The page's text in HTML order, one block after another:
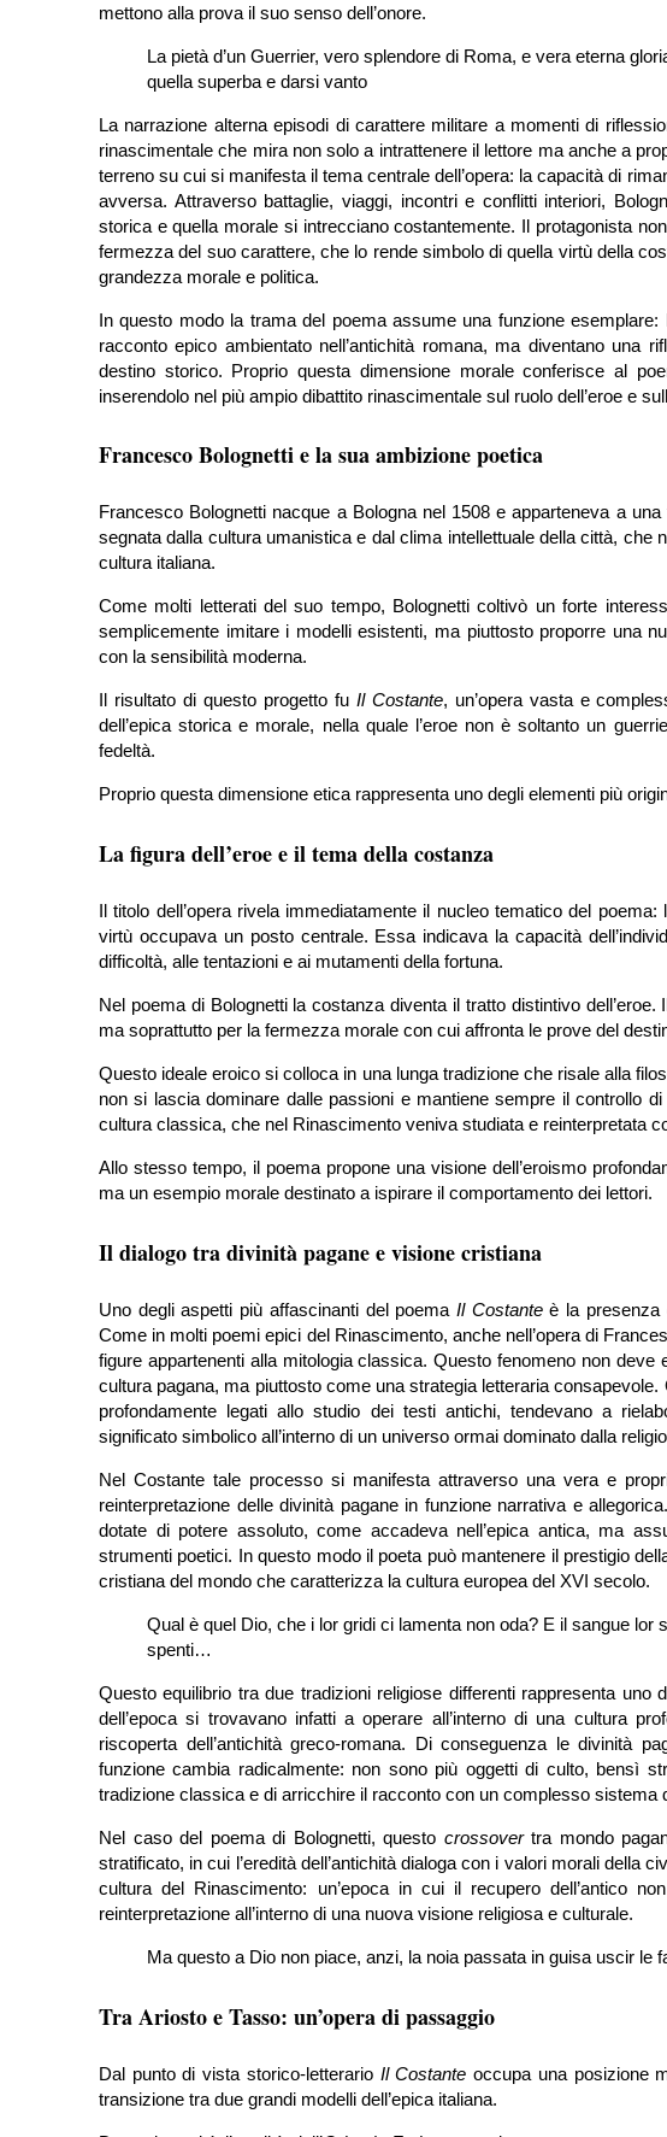
mettono alla prova il suo senso dell’onore.
La pietà d’un Guerrier, vero splendore di Roma, e vera eterna
quella superba e darsi vanto
La narrazione alterna episodi di carattere militare a momenti di
rinascimentale che mira non solo a intrattenere il lettore ma anche a
terreno su cui si manifesta il tema centrale dell’opera: la capacità di
avversa. Attraverso battaglie, viaggi, incontri e conflitti interiori,
storica e quella morale si intrecciano costantemente. Il protagonista
fermezza del suo carattere, che lo rende simbolo di quella virtù della
grandezza morale e politica.
In questo modo la trama del poema assume una funzione
racconto epico ambientato nell’antichità romana, ma diventano una
destino storico. Proprio questa dimensione morale conferisce al
inserendolo nel più ampio dibattito rinascimentale sul ruolo dell’eroe e
Francesco Bolognetti e la sua ambizione poetica
Francesco Bolognetti nacque a Bologna nel 1508 e apparteneva a
segnata dalla cultura umanistica e dal clima intellettuale della città,
cultura italiana.
Come molti letterati del suo tempo, Bolognetti coltivò un forte
semplicemente imitare i modelli esistenti, ma piuttosto proporre una
con la sensibilità moderna.
Il risultato di questo progetto fu Il Costante, un’opera vasta e
dell’epica storica e morale, nella quale l’eroe non è soltanto un
fedeltà.
Proprio questa dimensione etica rappresenta uno degli elementi più
La figura dell’eroe e il tema della costanza
Il titolo dell’opera rivela immediatamente il nucleo tematico del
virtù occupava un posto centrale. Essa indicava la capacità
difficoltà, alle tentazioni e ai mutamenti della fortuna.
Nel poema di Bolognetti la costanza diventa il tratto distintivo
ma soprattutto per la fermezza morale con cui affronta le prove del
Questo ideale eroico si colloca in una lunga tradizione che risale alla
non si lascia dominare dalle passioni e mantiene sempre il controllo
cultura classica, che nel Rinascimento veniva studiata e reinterpretata
Allo stesso tempo, il poema propone una visione dell’eroismo
ma un esempio morale destinato a ispirare il comportamento dei lettori.
Il dialogo tra divinità pagane e visione cristiana
Uno degli aspetti più affascinanti del poema Il Costanteè la presenza
Come in molti poemi epici del Rinascimento, anche nell’opera di
figure appartenenti alla mitologia classica. Questo fenomeno non
cultura pagana, ma piuttosto come una strategia letteraria
profondamente legati allo studio dei testi antichi, tendevano a
significato simbolico all’interno di un universo ormai dominato dalla
Nel Costante tale processo si manifesta attraverso una vera e
reinterpretazione delle divinità pagane in funzione narrativa e
dotate di potere assoluto, come accadeva nell’epica antica, ma
strumenti poetici. In questo modo il poeta può mantenere il prestigio
cristiana del mondo che caratterizza la cultura europea del XVI secolo.
Qual è quel Dio, che i lor gridi ci lamenta non oda? E il sangue
spenti…
Questo equilibrio tra due tradizioni religiose differenti rappresenta uno
dell’epoca si trovavano infatti a operare all’interno di una cultura
riscoperta dell’antichità greco-romana. Di conseguenza le divinità
funzione cambia radicalmente: non sono più oggetti di culto, bensì
tradizione classica e di arricchire il racconto con un complesso sistema
Nel caso del poema di Bolognetti, questo crossovertra mondo
stratificato, in cui l’eredità dell’antichità dialoga con i valori morali della
cultura del Rinascimento: un’epoca in cui il recupero dell’antico
reinterpretazione all’interno di una nuova visione religiosa e culturale.
Ma questo a Dio non piace, anzi, la noia passata in guisa uscir le
Tra Ariosto e Tasso: un’opera di passaggio
Dal punto di vista storico-letterario Il Costante occupa una posizione
transizione tra due grandi modelli dell’epica italiana.